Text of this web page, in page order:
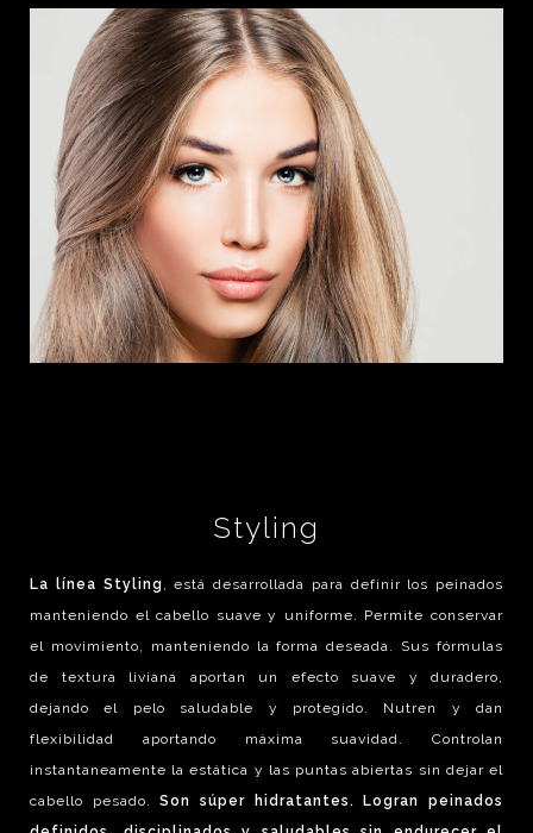
Styling
La línea Styling , está desarrollada para definir los peinados
manteniendo el cabello suave y uniforme. Permite conservar
el movimiento, manteniendo la forma deseada. Sus fórmulas
de textura liviana aportan un efecto suave y duradero,
dejando el pelo saludable y protegido. Nutren y dan
flexibilidad aportando máxima suavidad. Controlan
instantaneamente la estática y las puntas abiertas sin dejar el
cabello pesado.Son súper hidratantes. Logran peinados